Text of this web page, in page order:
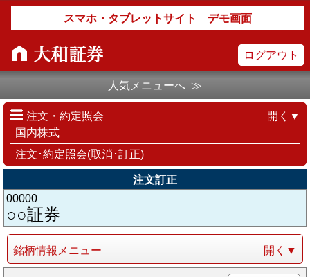
スマホ・タブレットサイト デモ画面
ログアウト
人気メニューへ ≫
開く▼
注文・約定照会
国内株式
注文･約定照会(取消･訂正)
注文訂正
00000
○○証券
開く▼
銘柄情報メニュー